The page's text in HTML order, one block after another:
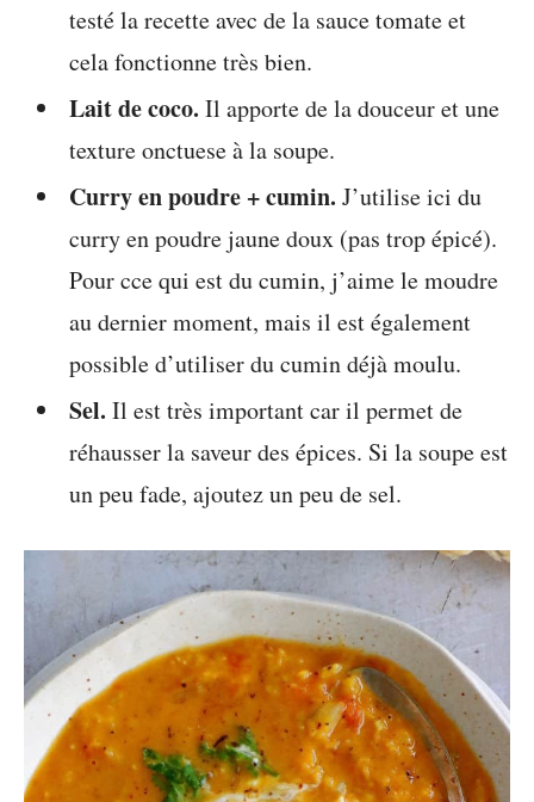
testé la recette avec de la sauce tomate et
cela fonctionne très bien.
Lait de coco. Il apporte de la douceur et une
texture onctuese à la soupe.
Curry en poudre + cumin. J’utilise ici du
curry en poudre jaune doux (pas trop épicé).
Pour cce qui est du cumin, j’aime le moudre
au dernier moment, mais il est également
possible d’utiliser du cumin déjà moulu.
Sel. Il est très important car il permet de
réhausser la saveur des épices. Si la soupe est
un peu fade, ajoutez un peu de sel.